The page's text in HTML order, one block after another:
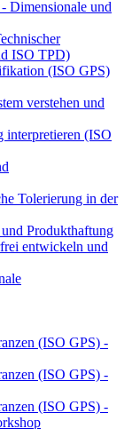
Dimensionale und
ISO TPD)
(ISO GPS)
verstehen und
interpretieren (ISO
Tolerierung in der
Produkthaftung
entwickeln und
(ISO GPS) -
(ISO GPS) -
(ISO GPS) -